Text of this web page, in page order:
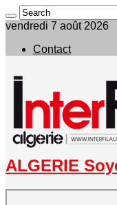
vendredi 7 août 2026
Contact
ALGERIE